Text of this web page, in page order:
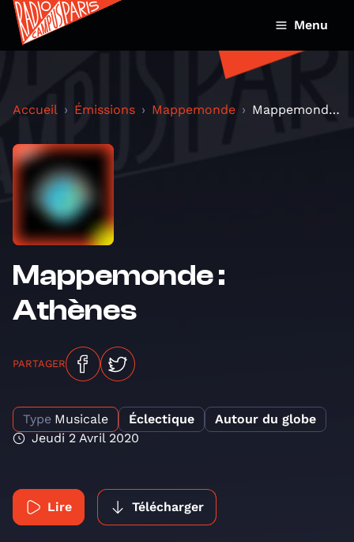
Menu
Accueil Émissions Mappemonde Mappemonde : Athènes
Mappemonde :
Athènes
PARTAGER
Type Musicale Éclectique
Autour du globe
Jeudi 2 Avril 2020
Lire Télécharger